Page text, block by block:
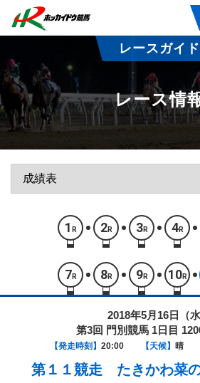
レースガイド
レース情
1 R 2R 3R 4R
7 R 8R 9R 10R
2018年5月16日（水
第3回 門別競馬 1日目
【発走時刻】 20:00 【天候】 晴
第１１競走 たきかわ菜